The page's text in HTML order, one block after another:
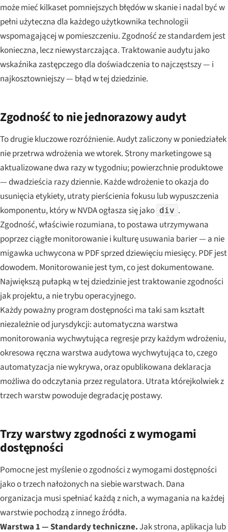
może mieć kilkaset pomniejszych błędów w skanie i nadal być w
pełni użyteczna dla każdego użytkownika technologii
wspomagającej w pomieszczeniu. Zgodność ze standardem jest
konieczna, lecz niewystarczająca. Traktowanie audytu jako
wskaźnika zastępczego dla doświadczenia to najczęstszy — i
najkosztowniejszy — błąd w tej dziedzinie.
Zgodność to nie jednorazowy audyt
To drugie kluczowe rozróżnienie. Audyt zaliczony w poniedziałek
nie przetrwa wdrożenia we wtorek. Strony marketingowe są
aktualizowane dwa razy w tygodniu; powierzchnie produktowe
— dwadzieścia razy dziennie. Każde wdrożenie to okazja do
usunięcia etykiety, utraty pierścienia fokusu lub wypuszczenia
komponentu, który w NVDA ogłasza się jako div .
Zgodność, właściwie rozumiana, to postawa utrzymywana
poprzez ciągłe monitorowanie i kulturę usuwania barier — a nie
migawka uchwycona w PDF sprzed dziewięciu miesięcy. PDF jest
dowodem. Monitorowanie jest tym, co jest dokumentowane.
Największą pułapką w tej dziedzinie jest traktowanie zgodności
jak projektu, a nie trybu operacyjnego.
Każdy poważny program dostępności ma taki sam kształt
niezależnie od jurysdykcji: automatyczna warstwa
monitorowania wychwytująca regresje przy każdym wdrożeniu,
okresowa ręczna warstwa audytowa wychwytująca to, czego
automatyzacja nie wykrywa, oraz opublikowana deklaracja
możliwa do odczytania przez regulatora. Utrata którejkolwiek z
trzech warstw powoduje degradację postawy.
Trzy warstwy zgodności z wymogami
dostępności
Pomocne jest myślenie o zgodności z wymogami dostępności
jako o trzech nałożonych na siebie warstwach. Dana
organizacja musi spełniać każdą z nich, a wymagania na każdej
warstwie pochodzą z innego źródła.
Warstwa 1 — Standardy techniczne.Jak strona, aplikacja lub